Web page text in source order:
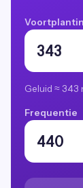
Geluid ≈ 343
Frequentie